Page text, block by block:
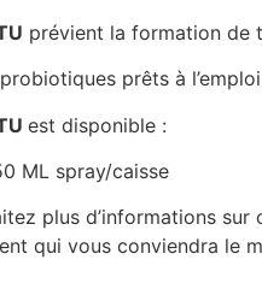
prévient la formation de
prêts à
est disponible :
spray/caisse
plus d’informations
qui vous conviendra le